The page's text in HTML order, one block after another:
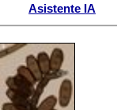
Asistente IA